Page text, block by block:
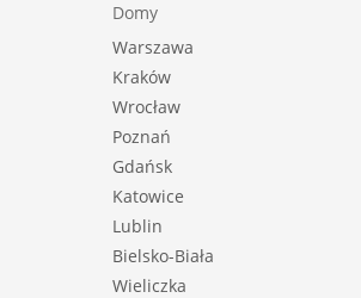
Domy
Warszawa
Kraków
Wrocław
Poznań
Gdańsk
Katowice
Lublin
Bielsko-Biała
Wieliczka